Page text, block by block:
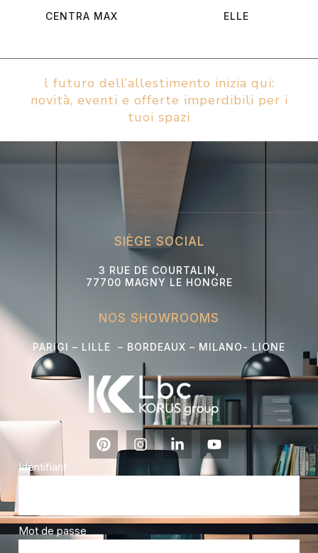
CENTRA MAX ELLE
l futuro dell’allestimento inizia qui:
novità, eventi e offerte imperdibili per i
tuoi spazi
SIÈGE SOCIAL
3 RUE DE COURTALIN,
77700 MAGNY LE HONGRE
NOS SHOWROOMS
PARIGI – LILLE – BORDEAUX – MILANO- LIONE
Identifiant
Mot de passe